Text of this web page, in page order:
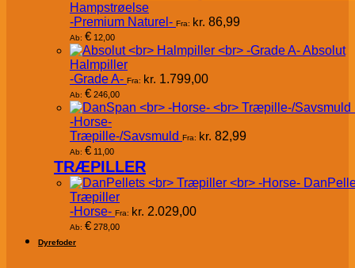
Hampstrøelse
-Premium Naturel- Fra: kr. 86,99
Ab: € 12,00
Absolut
Halmpiller
-Grade A- Fra: kr. 1.799,00
Ab: € 246,00
-Horse-
Træpille-/Savsmuld Fra: kr. 82,99
Ab: € 11,00
TRÆPILLER
Træpiller
-Horse- Fra: kr. 2.029,00
Ab: € 278,00
Dyrefoder